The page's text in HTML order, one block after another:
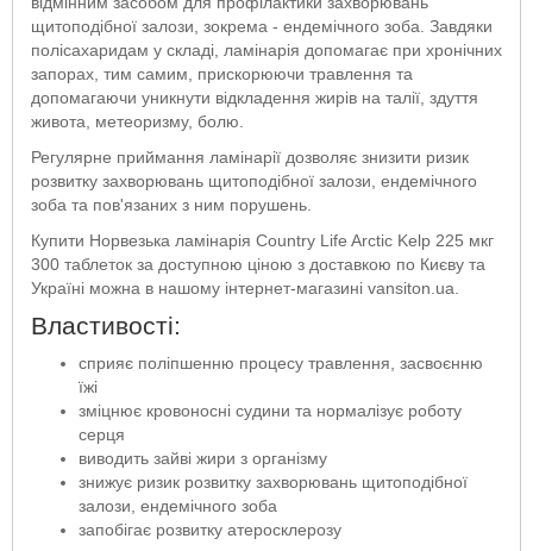
щитоподібної залози, зокрема - ендемічного зоба. Завдяки
полісахаридам у складі, ламінарія допомагає при хронічних
запорах, тим самим, прискорюючи травлення та
допомагаючи уникнути відкладення жирів на талії, здуття
живота, метеоризму, болю.
Регулярне приймання ламінарії дозволяє знизити ризик
розвитку захворювань щитоподібної залози, ендемічного
зоба та пов'язаних з ним порушень.
Купити Норвезька ламінарія Country Life Arctic Kelp 225 мкг
300 таблеток за доступною ціною з доставкою по Києву та
Україні можна в нашому інтернет-магазині vansiton.ua.
Властивості:
сприяє поліпшенню процесу травлення, засвоєнню
їжі
зміцнює кровоносні судини та нормалізує роботу
серця
виводить зайві жири з організму
знижує ризик розвитку захворювань щитоподібної
залози, ендемічного зоба
запобігає розвитку атеросклерозу